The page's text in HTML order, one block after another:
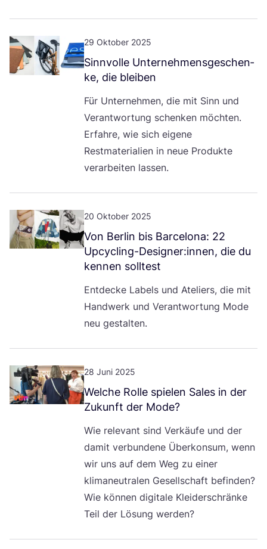
29 Oktober 2025
Sinn­vol­le Unter­neh­mens­ge­schen­
ke, die bleiben
Für Unter­neh­men, die mit Sinn und
Ver­ant­wor­tung schen­ken möch­ten.
Erfah­re, wie sich eige­ne
Rest­ma­te­ria­li­en in neue Pro­duk­te
ver­ar­bei­ten lassen.
20 Oktober 2025
Von Ber­lin bis Bar­ce­lo­na: 22
Upcycling-Designer:innen, die du
ken­nen solltest
Ent­de­cke Labels und Ate­liers, die mit
Hand­werk und Ver­ant­wor­tung Mode
neu gestalten.
28 Juni 2025
Wel­che Rol­le spie­len Sales in der
Zukunft der Mode?
Wie rele­vant sind Ver­käu­fe und der
damit ver­bun­de­ne Über­kon­sum, wenn
wir uns auf dem Weg zu einer
kli­ma­neu­tra­len Gesell­schaft befin­den?
Wie kön­nen digi­ta­le Klei­der­schrän­ke
Teil der Lösung werden?